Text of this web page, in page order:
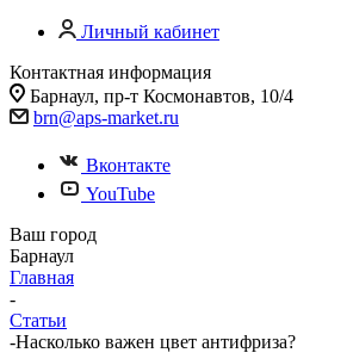
Личный кабинет
Контактная информация
Барнаул, пр-т Космонавтов, 10/4
brn@aps-market.ru
Вконтакте
YouTube
Ваш город
Барнаул
Главная
-
Статьи
-Насколько важен цвет антифриза?